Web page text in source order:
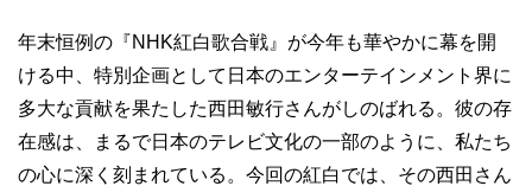
年末恒例の『NHK紅白歌合戦』が今年も華やかに幕を開
ける中、特別企画として日本のエンターテインメント界に
多大な貢献を果たした西田敏行さんがしのばれる。彼の存
在感は、まるで日本のテレビ文化の一部のように、私たち
の心に深く刻まれている。今回の紅白では、その西田さん